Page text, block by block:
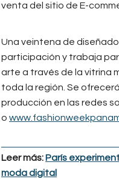
venta del sitio de E-
Una veintena de
participación y trabaja
arte a través de la vitrina
toda la región. Se
producción en las redes
o
Leer más: París
moda digital